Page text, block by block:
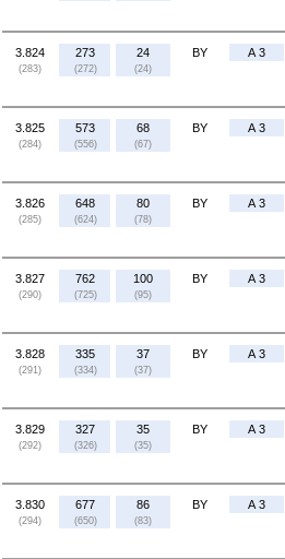
3.824
(283)
273
(272)
24
(24)
BY A 3
3.825
(284)
573
(556)
68
(67)
BY A 3
3.826
(285)
648
(624)
80
(78)
BY A 3
3.827
(290)
762
(725)
100
(95)
BY A 3
3.828
(291)
335
(334)
37
(37)
BY A 3
3.829
(292)
327
(326)
35
(35)
BY A 3
3.830
(294)
677
(650)
86
(83)
BY A 3